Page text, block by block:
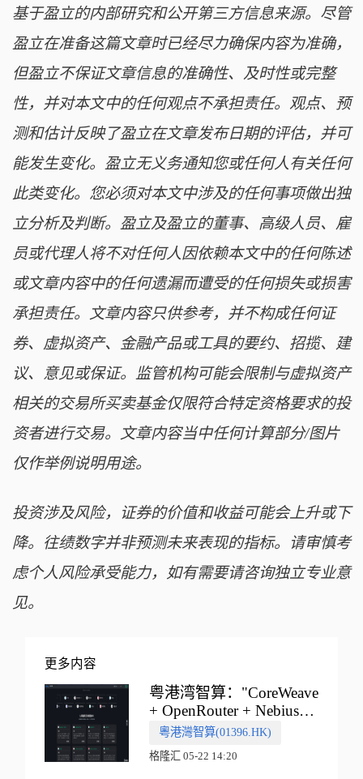
基于盈立的内部研究和公开第三方信息来源。尽管
盈立在准备这篇文章时已经尽力确保内容为准确，
但盈立不保证文章信息的准确性、及时性或完整
性，并对本文中的任何观点不承担责任。观点、预
测和估计反映了盈立在文章发布日期的评估，并可
能发生变化。盈立无义务通知您或任何人有关任何
此类变化。您必须对本文中涉及的任何事项做出独
立分析及判断。盈立及盈立的董事、高级人员、雇
员或代理人将不对任何人因依赖本文中的任何陈述
或文章内容中的任何遗漏而遭受的任何损失或损害
承担责任。文章内容只供参考，并不构成任何证
券、虚拟资产、金融产品或工具的要约、招揽、建
议、意见或保证。监管机构可能会限制与虚拟资产
相关的交易所买卖基金仅限符合特定资格要求的投
资者进行交易。文章内容当中任何计算部分/图片
仅作举例说明用途。
投资涉及风险，证券的价值和收益可能会上升或下
降。往绩数字并非预测未来表现的指标。请审慎考
虑个人风险承受能力，如有需要请咨询独立专业意
见。
更多内容
粤港湾智算："CoreWeave
+ OpenRouter + Nebius"
多向融合的中国智算新范
式
粵港灣智算(01396.HK)
格隆汇 05-22 14:20